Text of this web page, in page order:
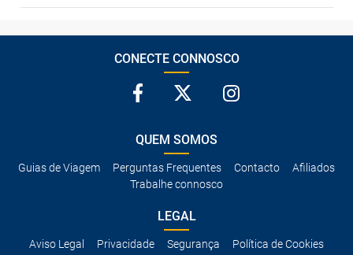
CONECTE CONNOSCO
QUEM SOMOS
Guias de Viagem Perguntas Frequentes Contacto
Afiliados
Trabalhe connosco
LEGAL
Aviso Legal Privacidade Segurança
Política de Cookies